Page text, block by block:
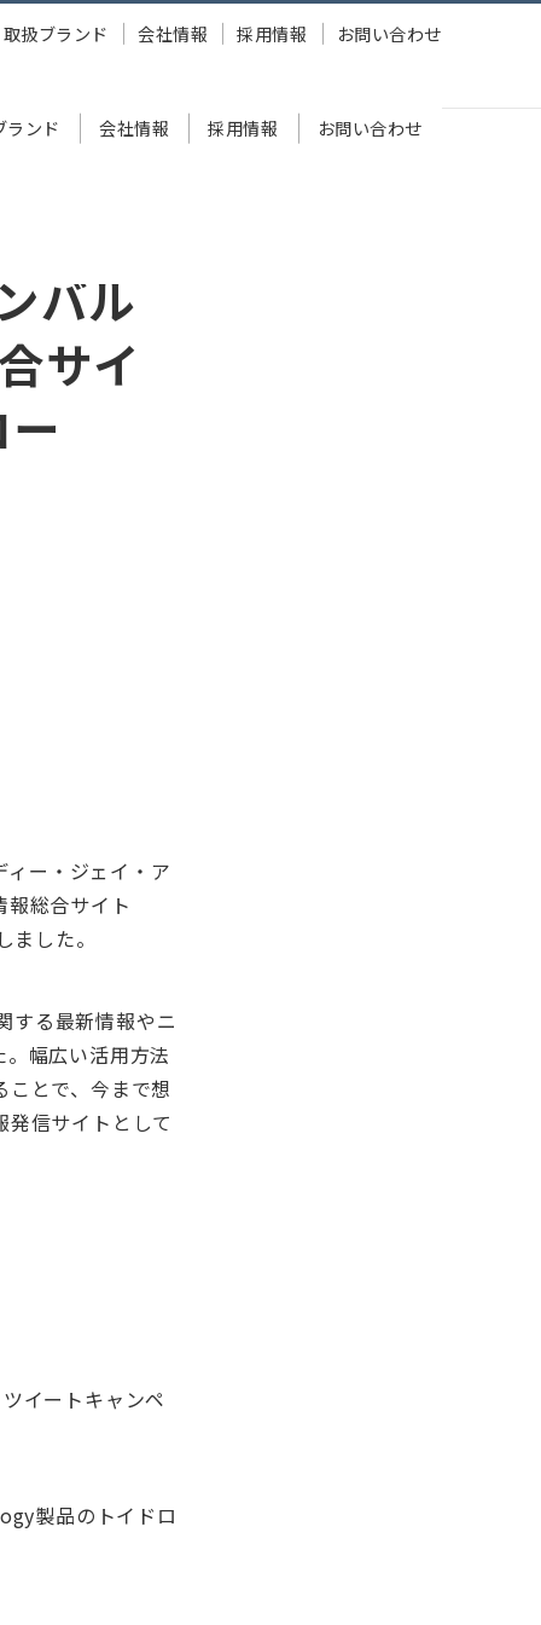
ランド 会社情報 採用情報 お問い合わせ
取扱ブランド 会社情報 採用情報 お問い合わせ
〔インフォドローン〕」を公開
バル
サイ
ー・ジェイ・ア
総合サイト
した。
する最新情報やニ
幅広い活用方法
とで、今まで想
信サイトとして
イートキャンペ
製品のトイドロ